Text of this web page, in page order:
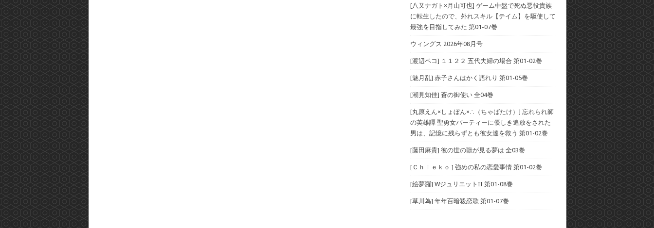
[八又ナガト×月山可也] ゲーム中盤で死ぬ悪役貴族
に転生したので、外れスキル【テイム】を駆使して
最強を目指してみた 第01-07巻
ウィングス 2026年08月号
[渡辺ペコ] １１２２ 五代夫婦の場合 第01-02巻
[魅月乱] 赤子さんはかく語れり 第01-05巻
[潮見知佳] 蒼の御使い 全04巻
[丸原えん×しょぼん×∴（ちゃばたけ）] 忘れられ師
の英雄譚 聖勇女パーティーに優しき追放をされた
男は、記憶に残らずとも彼女達を救う 第01-02巻
[藤田麻貴] 彼の世の獣が見る夢は 全03巻
[Ｃｈｉｅｋｏ ] 強めの私の恋愛事情 第01-02巻
[絵夢羅] WジュリエットII 第01-08巻
[草川為] 年年百暗殺恋歌 第01-07巻